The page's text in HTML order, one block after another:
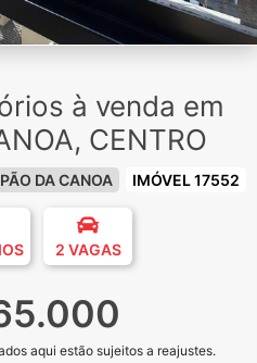
à venda em
CENTRO
DA CANOA IMÓVEL 17552
2 VAGAS
aqui estão sujeitos a reajustes.